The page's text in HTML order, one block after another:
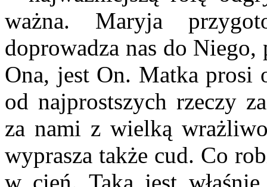
ważna. Maryja
doprowadza nas do Niego,
Ona, jest On. Matka prosi
od najprostszych rzeczy
za nami z wielką
wyprasza także cud. Co